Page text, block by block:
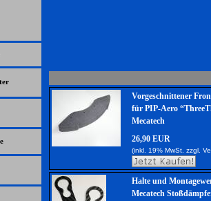
Vorgeschnittener
für PIP-Aero
Mecatech
26,90 EUR
(inkl. 19% MwSt. zzgl.
Halte und
Mecatech